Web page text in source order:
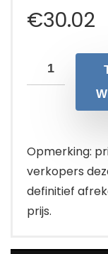
€30.02
Opmerking:
verkopers
definitief
prijs.